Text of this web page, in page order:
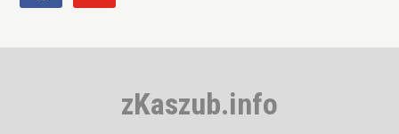
zKaszub.info